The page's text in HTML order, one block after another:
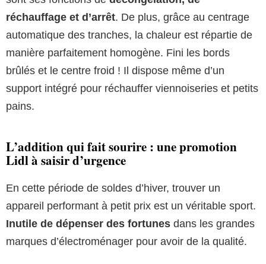
réchauffage et d’arrêt. De plus, grâce au centrage
automatique des tranches, la chaleur est répartie de
manière parfaitement homogène. Fini les bords
brûlés et le centre froid ! Il dispose même d’un
support intégré pour réchauffer viennoiseries et petits
pains.
L’addition qui fait sourire : une promotion
Lidl à saisir d’urgence
En cette période de soldes d’hiver, trouver un
appareil performant à petit prix est un véritable sport.
Inutile de dépenser des fortunes dans les grandes
marques d’électroménager pour avoir de la qualité.